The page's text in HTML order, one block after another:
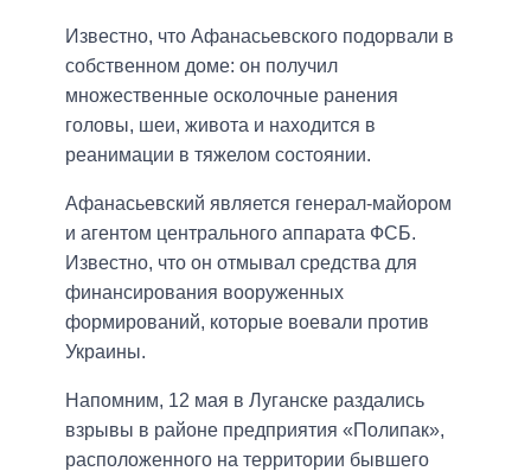
Известно, что Афанасьевского подорвали в
собственном доме: он получил
множественные осколочные ранения
головы, шеи, живота и находится в
реанимации в тяжелом состоянии.
Афанасьевский является генерал-майором
и агентом центрального аппарата ФСБ.
Известно, что он отмывал средства для
финансирования вооруженных
формирований, которые воевали против
Украины.
Напомним, 12 мая в Луганске раздались
взрывы в районе предприятия «Полипак»,
расположенного на территории бывшего